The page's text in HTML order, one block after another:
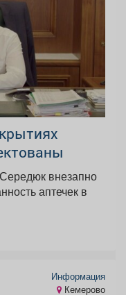
внезапно
аптечек в
Информация
Кемерово